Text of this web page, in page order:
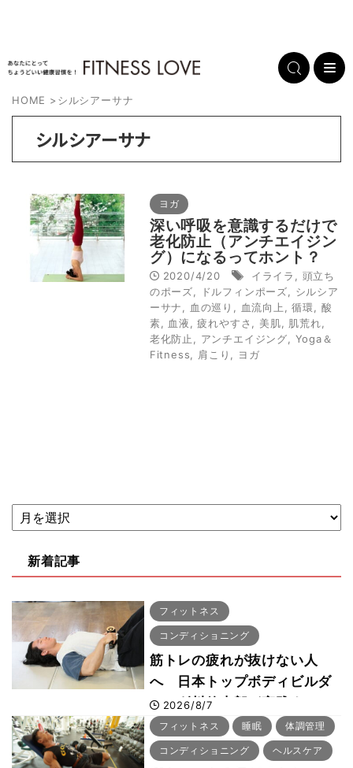
HOME >シルシアーサナ
シルシアーサナ
ヨガ
深い呼吸を意識するだけで
老化防止（アンチエイジン
グ）になるってホント？
2020/4/20 イライラ
頭立ち
のポーズ
ドルフィンポーズ
シルシア
ーサナ
血の巡り 血流向上 ,循環
酸
素
血液 ,疲れやすさ 美肌 肌荒れ
老化防止
アンチエイジング
Yoga＆
Fitness
肩こり ヨガ
新着記事
フィットネス
コンディショニング
筋トレの疲れが抜けない人
へ 日本トップボディビルダ
ー・刈川啓志郎が実践する
「回復習慣」
2026/8/7
フィットネス 睡眠 体調管理
コンディショニング ヘルスケア